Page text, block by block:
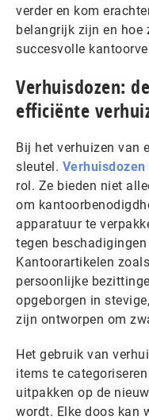
verder en kom
belangrijk zijn en hoe
succesvolle
Verhuisdozen:
efficiënte
Bij het verhuizen van
sleutel. Verhuisdozen
rol. Ze bieden niet
om
apparatuur te
tegen
Kantoorartikelen
persoonlijke
opgeborgen in
zijn ontworpen om
Het gebruik van
items te
uitpakken op de
wordt. Elke doos kan